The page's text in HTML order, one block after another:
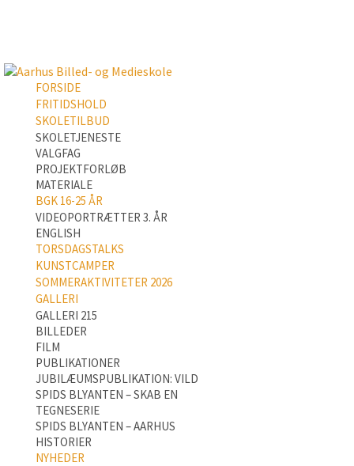
FORSIDE
FRITIDSHOLD
SKOLETILBUD
SKOLETJENESTE
VALGFAG
PROJEKTFORLØB
MATERIALE
BGK 16-25 ÅR
VIDEOPORTRÆTTER 3. ÅR
ENGLISH
TORSDAGSTALKS
KUNSTCAMPER
SOMMERAKTIVITETER 2026
GALLERI
GALLERI 215
BILLEDER
FILM
PUBLIKATIONER
JUBILÆUMSPUBLIKATION: VILD
SPIDS BLYANTEN – SKAB EN
TEGNESERIE
SPIDS BLYANTEN – AARHUS
HISTORIER
NYHEDER